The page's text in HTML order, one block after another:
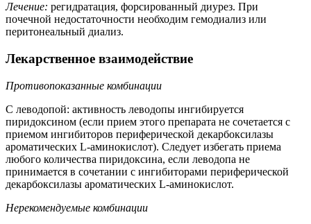
Лечение: регидратация, форсированный диурез. При
почечной недостаточности необходим гемодиализ или
перитонеальный диализ.
Лекарственное взаимодействие
Противопоказанные комбинации
С леводопой: активность леводопы ингибируется
пиридоксином (если прием этого препарата не сочетается с
приемом ингибиторов периферической декарбоксилазы
ароматических L-аминокислот). Следует избегать приема
любого количества пиридоксина, если леводопа не
принимается в сочетании с ингибиторами периферической
декарбоксилазы ароматических L-аминокислот.
Нерекомендуемые комбинации